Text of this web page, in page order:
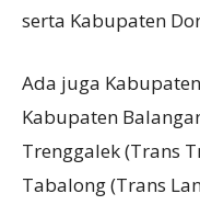
serta Kabupaten
Ada juga
Kabupaten
Trenggalek (Trans
Tabalong (Trans